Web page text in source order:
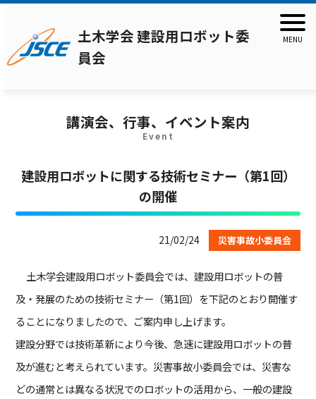
土木学会 建設用ロボット委
員会
講演会、行事、イベント案内
Event
建設用ロボットに関する技術セミナー（第1回）
の開催
21/02/24 災害事故小委員会
土木学会建設用ロボット委員会では、建設用ロボットの普
及・発展のための技術セミナー（第1回）を下記のとおり開催す
ることになりましたので、ご案内申し上げます。
建設分野では技術革新により今後、急速に建設用ロボットの普
及が進むと考えられています。災害事故小委員会では、災害な
どの通常とは異なる状況でのロボットの活用から、一般の建設